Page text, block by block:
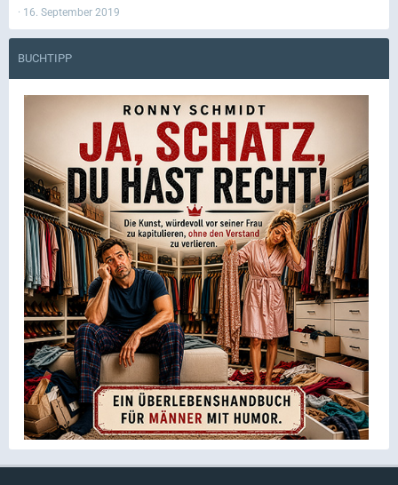
16. September 2019
BUCHTIPP